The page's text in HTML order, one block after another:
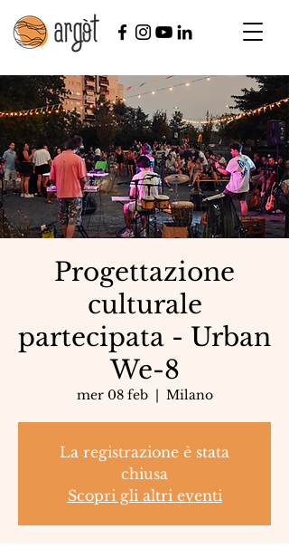
Progettazione
culturale
partecipata - Urban
We-8
mer 08 feb
  |
Milano
La registrazione è stata
chiusa
Scopri gli altri eventi